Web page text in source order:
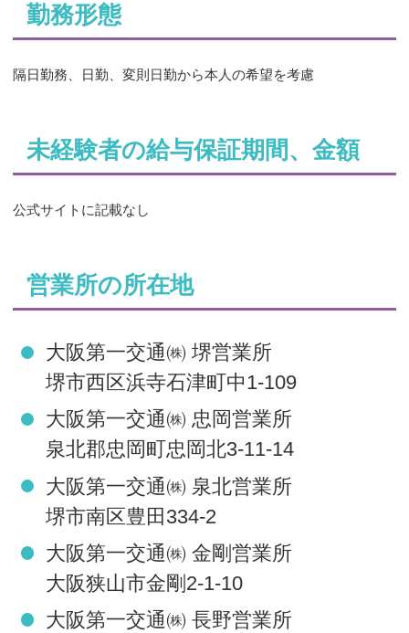
勤務形態
隔日勤務、日勤、変則日勤から本人の希望を考慮
未経験者の給与保証期間、金額
公式サイトに記載なし
営業所の所在地
大阪第一交通㈱ 堺営業所
堺市西区浜寺石津町中1-109
大阪第一交通㈱ 忠岡営業所
泉北郡忠岡町忠岡北3-11-14
大阪第一交通㈱ 泉北営業所
堺市南区豊田334-2
大阪第一交通㈱ 金剛営業所
大阪狭山市金剛2-1-10
大阪第一交通㈱ 長野営業所